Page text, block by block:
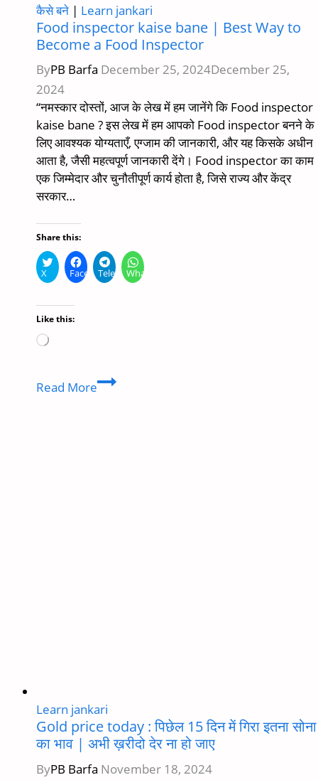
कैसे बने | Learn jankari
Food inspector kaise bane | Best Way to
Become a Food Inspector
ByPB Barfa December 25, 2024December 25,
2024
“नमस्कार दोस्तों, आज के लेख में हम जानेंगे कि Food inspector
kaise bane ? इस लेख में हम आपको Food inspector बनने के
लिए आवश्यक योग्यताएँ, एग्जाम की जानकारी, और यह किसके अधीन
आता है, जैसी महत्वपूर्ण जानकारी देंगे। Food inspector का काम
एक जिम्मेदार और चुनौतीपूर्ण कार्य होता है, जिसे राज्य और केंद्र
सरकार…
Share this:
X FacebookTelegramWhatsApp
Like this:
Loading…
Read MoreFood
Learn jankari
Gold price today : पिछेल 15 दिन में गिरा इतना सोना
का भाव | अभी ख़रीदो देर ना हो जाए
ByPB Barfa November 18, 2024